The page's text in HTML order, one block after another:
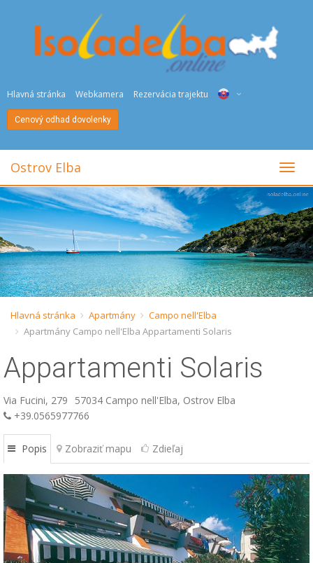
Hlavná stránka Webkamera Rezervácia trajektu
DEU
NED
FRA
PYC
SLO
Cenový odhad dovolenky
Ostrov Elba
Hlavná stránka Apartmány
Campo nell'Elba
Apartmány Campo nell'Elba Appartamenti Solaris
Appartamenti Solaris
Via Fucini, 279
57034 Campo nell'Elba, Ostrov Elba
+39.0565977766
Popis Zobraziť mapu Zdieľaj